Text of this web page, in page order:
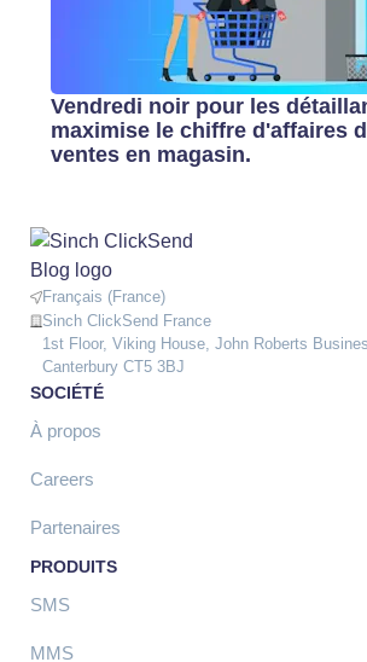
Vendredi noir pour les
maximise le chiffre d'affaires
ventes en magasin.
Français (France)
Sinch ClickSend France
1st Floor, Viking House, John Roberts
Canterbury CT5 3BJ
SOCIÉTÉ
À propos
Careers
Partenaires
PRODUITS
SMS
MMS